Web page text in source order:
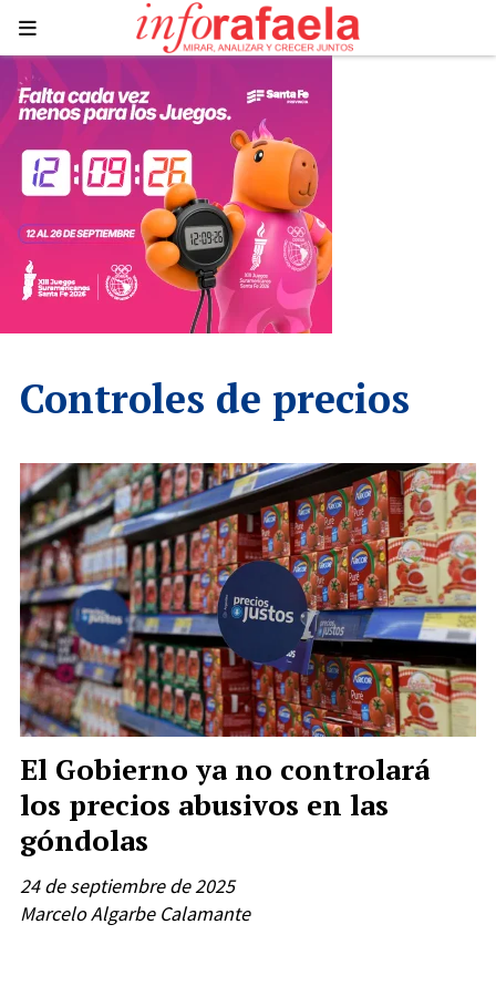
Controles de precios
El Gobierno ya no controlará
los precios abusivos en las
góndolas
Marcelo Algarbe Calamante
24 de septiembre de 2025